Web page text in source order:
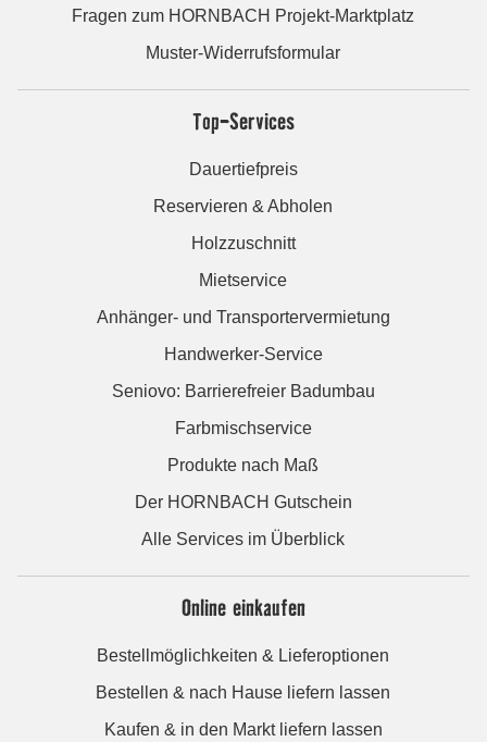
Fragen zum HORNBACH Projekt-Marktplatz
Muster-Widerrufsformular
Top-Services
Dauertiefpreis
Reservieren & Abholen
Holzzuschnitt
Mietservice
Anhänger- und Transportervermietung
Handwerker-Service
Seniovo: Barrierefreier Badumbau
Farbmischservice
Produkte nach Maß
Der HORNBACH Gutschein
Alle Services im Überblick
Online einkaufen
Bestellmöglichkeiten & Lieferoptionen
Bestellen & nach Hause liefern lassen
Kaufen & in den Markt liefern lassen